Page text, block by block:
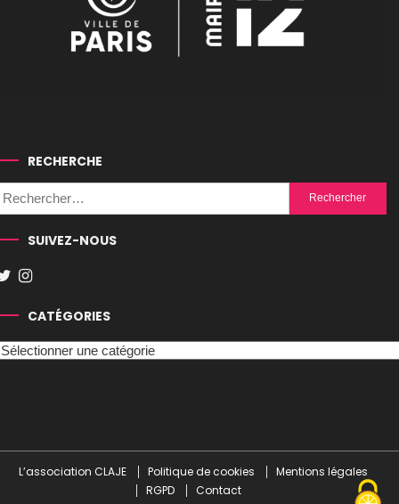
RECHERCHE
Rechercher :
SUIVEZ-NOUS
CATÉGORIES
L’association CLAJE Politique de cookies
Mentions légales
RGPD
Contact